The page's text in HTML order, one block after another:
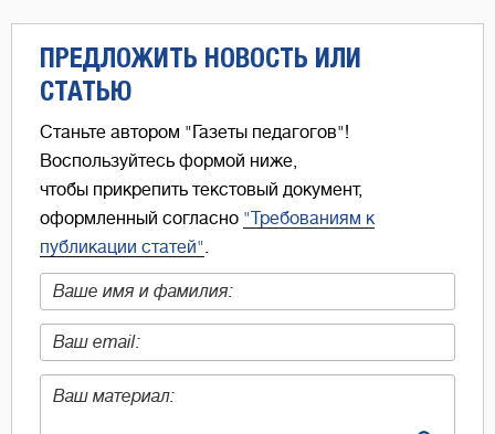
ПРЕДЛОЖИТЬ НОВОСТЬ ИЛИ
СТАТЬЮ
Станьте автором "Газеты педагогов"!
Воспользуйтесь формой ниже,
чтобы прикрепить текстовый документ,
оформленный согласно "Требованиям к
публикации статей".